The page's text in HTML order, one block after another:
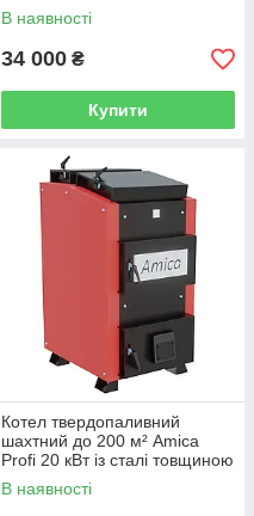
В наявності
34 000 ₴
Купити
Котел твердопаливний
шахтний до 200 м² Amica
Profi 20 кВт із сталі товщиною
5 мм для опалення будинку,
дачі, гаража чи виробництва
В наявності